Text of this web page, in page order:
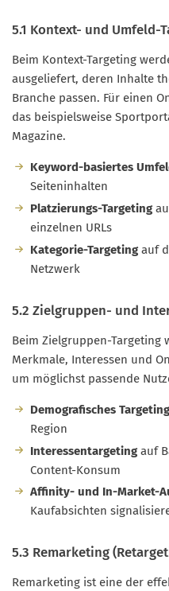
5.1 Kontext- und Umfeld-
Beim Kontext-Targeting
ausgeliefert, deren Inhalte
Branche passen. Für einen
das beispielsweise
Magazine.
Keyword-basiertes
Seiteninhalten
Platzierungs-Targeting
einzelnen URLs
Kategorie-Targetingauf
Netzwerk
5.2 Zielgruppen- und
Beim Zielgruppen-Targeting
Merkmale, Interessen und
um möglichst passende
Demografisches Targeting
Region
Interessentargetingauf
Content-Konsum
Affinity- und In-Market-
Kaufabsichten
5.3 Remarketing
Remarketing ist eine der